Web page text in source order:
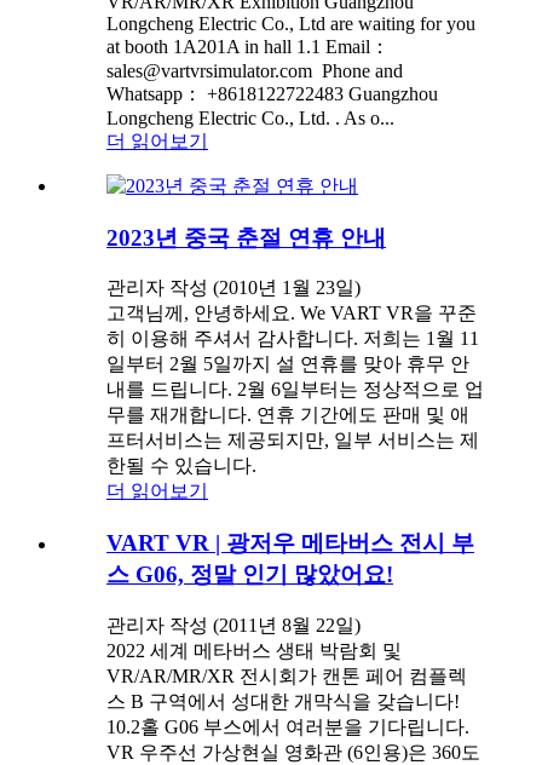
Longcheng Electric Co., Ltd are waiting for you
at booth 1A201A in hall 1.1 Email：
sales@vartvrsimulator.com Phone and
Whatsapp： +8618122722483 Guangzhou
Longcheng Electric Co., Ltd. . As o...
더 읽어보기
2023년 중국 춘절 연휴 안내
관리자 작성 (2010년 1월 23일)
고객님께, 안녕하세요. We VART VR을 꾸준
히 이용해 주셔서 감사합니다. 저희는 1월 11
일부터 2월 5일까지 설 연휴를 맞아 휴무 안
내를 드립니다. 2월 6일부터는 정상적으로 업
무를 재개합니다. 연휴 기간에도 판매 및 애
프터서비스는 제공되지만, 일부 서비스는 제
한될 수 있습니다.
더 읽어보기
VART VR | 광저우 메타버스 전시 부
스 G06, 정말 인기 많았어요!
관리자 작성 (2011년 8월 22일)
2022 세계 메타버스 생태 박람회 및
VR/AR/MR/XR 전시회가 캔톤 페어 컴플렉
스 B 구역에서 성대한 개막식을 갖습니다!
10.2홀 G06 부스에서 여러분을 기다립니다.
VR 우주선 가상현실 영화관 (6인용)은 360도